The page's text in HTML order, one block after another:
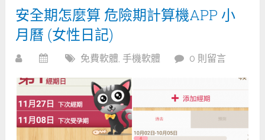
安全期怎麼算 危險期計算機APP 小
月曆 (女性日記)
免費軟體, 手機軟體 0 則留言